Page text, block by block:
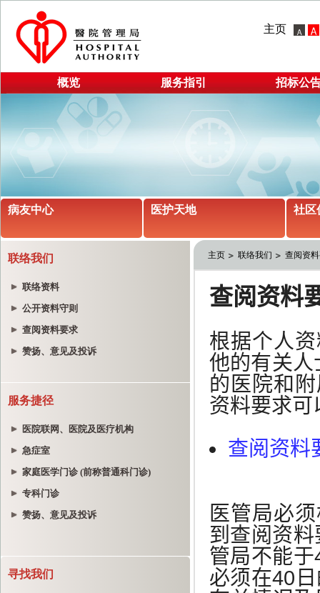
主页
概览 服务指引 招标公
病友中心 医护天地 社区
联络我们
联络资料
公开资料守则
查阅资料要求
赞扬、意见及投诉
服务捷径
医院联网、医院及医疗机构
急症室
家庭医学门诊 (前称普通科门诊)
专科门诊
赞扬、意见及投诉
寻找我们
主页 联络我们 查阅资